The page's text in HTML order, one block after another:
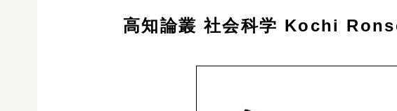
高知論叢 社会科学 Kochi